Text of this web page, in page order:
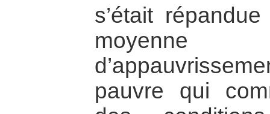
s’était
moyenne
pauvre qui